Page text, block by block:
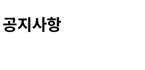
공지사항